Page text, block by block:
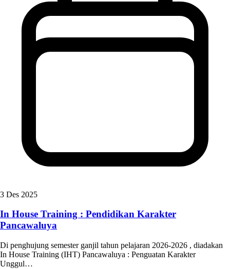
3 Des 2025
In House Training : Pendidikan Karakter
Pancawaluya
Di penghujung semester ganjil tahun pelajaran 2026-2026 , diadakan
In House Training (IHT) Pancawaluya : Penguatan Karakter
Unggul…